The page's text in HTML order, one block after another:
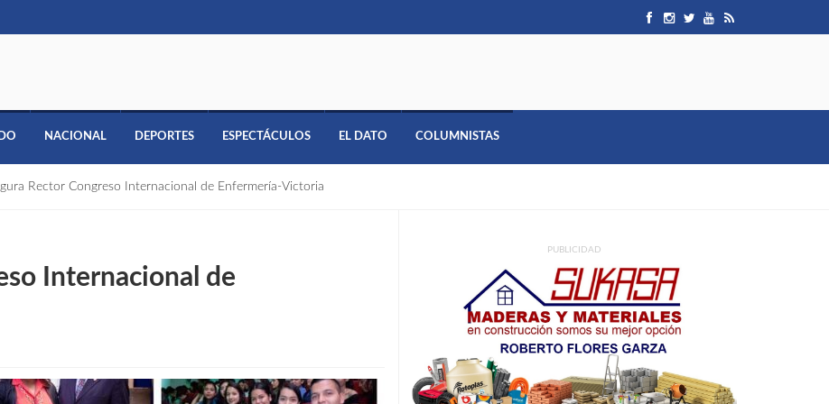
NACIONAL DEPORTES ESPECTÁCULOS EL DATO COLUMNISTAS
Rector Congreso Internacional de Enfermería-Victoria
Internacional de
PUBLICIDAD